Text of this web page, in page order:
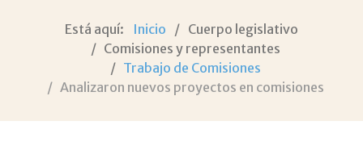
Está aquí: Inicio
Cuerpo legislativo
Comisiones y representantes
Trabajo de Comisiones
Analizaron nuevos proyectos en comisiones